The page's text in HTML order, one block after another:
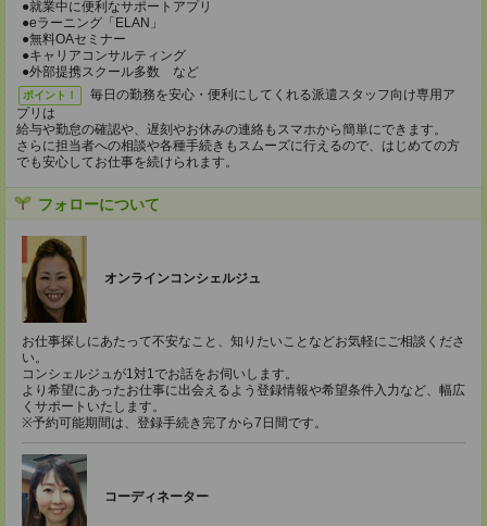
●就業中に便利なサポートアプリ
●eラーニング「ELAN」
●無料OAセミナー
●キャリアコンサルティング
●外部提携スクール多数 など
ポイント！
毎日の勤務を安心・便利にしてくれる派遣スタッフ向け専用ア
プリは
給与や勤怠の確認や、遅刻やお休みの連絡もスマホから簡単にできます。
さらに担当者への相談や各種手続きもスムーズに行えるので、はじめての方
でも安心してお仕事を続けられます。
フォローについて
オンラインコンシェルジュ
お仕事探しにあたって不安なこと、知りたいことなどお気軽にご相談くださ
い。
コンシェルジュが1対1でお話をお伺いします。
より希望にあったお仕事に出会えるよう登録情報や希望条件入力など、幅広
くサポートいたします。
※予約可能期間は、登録手続き完了から7日間です。
コーディネーター